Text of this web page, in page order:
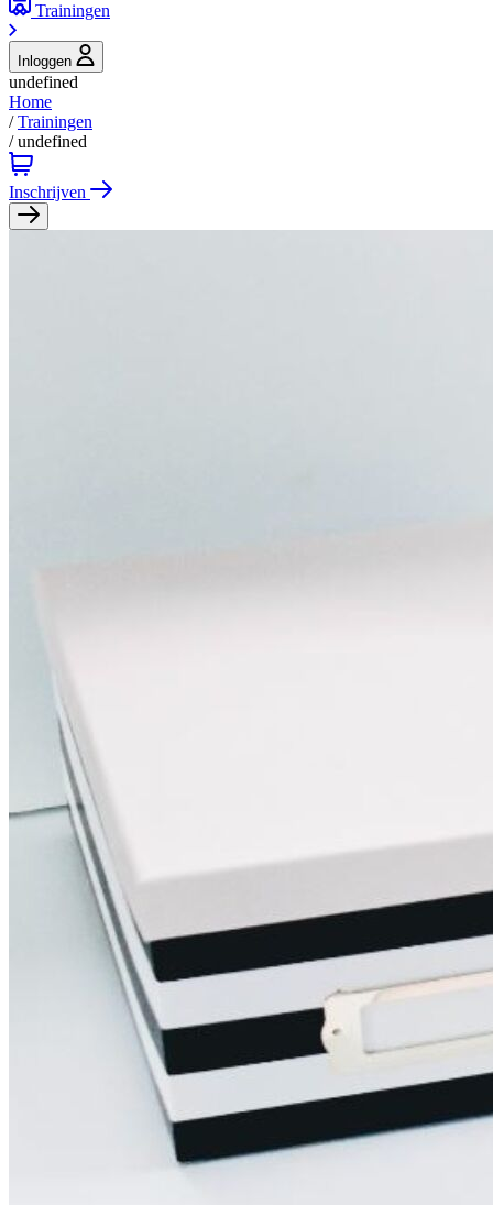
Trainingen
Inloggen
undefined
Home
/Trainingen
/undefined
Inschrijven